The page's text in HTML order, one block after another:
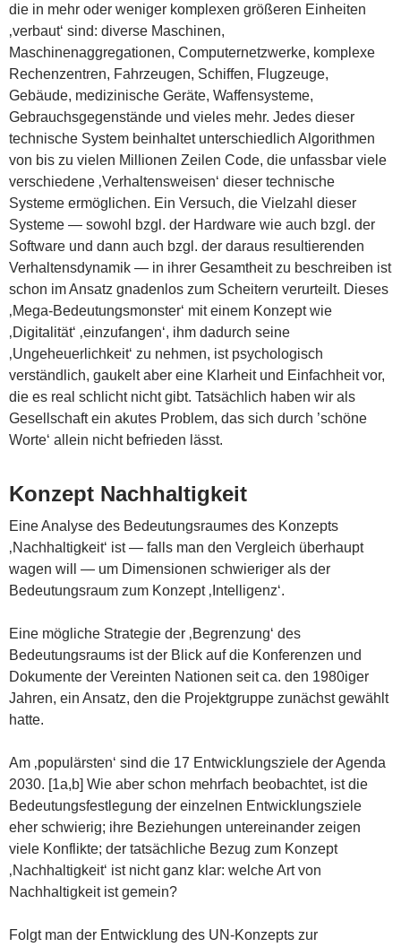
die in mehr oder weniger komplexen größeren Einheiten
‚verbaut‘ sind: diverse Maschinen,
Maschinenaggregationen, Computernetzwerke, komplexe
Rechenzentren, Fahrzeugen, Schiffen, Flugzeuge,
Gebäude, medizinische Geräte, Waffensysteme,
Gebrauchsgegenstände und vieles mehr. Jedes dieser
technische System beinhaltet unterschiedlich Algorithmen
von bis zu vielen Millionen Zeilen Code, die unfassbar viele
verschiedene ‚Verhaltensweisen‘ dieser technische
Systeme ermöglichen. Ein Versuch, die Vielzahl dieser
Systeme — sowohl bzgl. der Hardware wie auch bzgl. der
Software und dann auch bzgl. der daraus resultierenden
Verhaltensdynamik — in ihrer Gesamtheit zu beschreiben ist
schon im Ansatz gnadenlos zum Scheitern verurteilt. Dieses
‚Mega-Bedeutungsmonster‘ mit einem Konzept wie
‚Digitalität‘ ‚einzufangen‘, ihm dadurch seine
‚Ungeheuerlichkeit‘ zu nehmen, ist psychologisch
verständlich, gaukelt aber eine Klarheit und Einfachheit vor,
die es real schlicht nicht gibt. Tatsächlich haben wir als
Gesellschaft ein akutes Problem, das sich durch ’schöne
Worte‘ allein nicht befrieden lässt.
Konzept Nachhaltigkeit
Eine Analyse des Bedeutungsraumes des Konzepts
‚Nachhaltigkeit‘ ist — falls man den Vergleich überhaupt
wagen will — um Dimensionen schwieriger als der
Bedeutungsraum zum Konzept ‚Intelligenz‘.
Eine mögliche Strategie der ‚Begrenzung‘ des
Bedeutungsraums ist der Blick auf die Konferenzen und
Dokumente der Vereinten Nationen seit ca. den 1980iger
Jahren, ein Ansatz, den die Projektgruppe zunächst gewählt
hatte.
Am ‚populärsten‘ sind die 17 Entwicklungsziele der Agenda
2030. [1a,b] Wie aber schon mehrfach beobachtet, ist die
Bedeutungsfestlegung der einzelnen Entwicklungsziele
eher schwierig; ihre Beziehungen untereinander zeigen
viele Konflikte; der tatsächliche Bezug zum Konzept
‚Nachhaltigkeit‘ ist nicht ganz klar: welche Art von
Nachhaltigkeit ist gemein?
Folgt man der Entwicklung des UN-Konzepts zur